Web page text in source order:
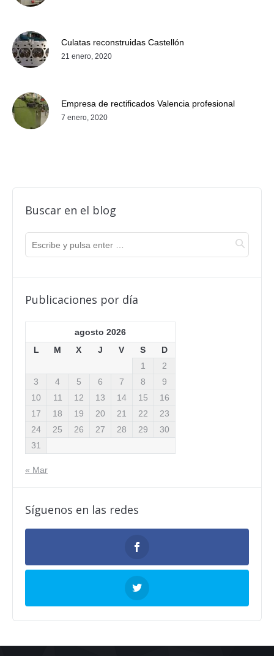
Culatas reconstruidas Castellón
21 enero, 2020
Empresa de rectificados Valencia profesional
7 enero, 2020
Buscar en el blog
Publicaciones por día
agosto 2026
L
M X J V S
D
1
2
3
4 5 6 7 8
9
10
11 12 13 14 15
16
17
18 19 20 21 22
23
24
25 26 27 28 29
30
31
« Mar
Síguenos en las redes